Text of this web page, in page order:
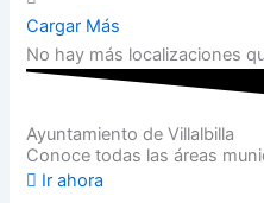
Cargar Más
No hay más localizaciones
Ayuntamiento de Villalbilla
Conoce todas las áreas
Ir ahora